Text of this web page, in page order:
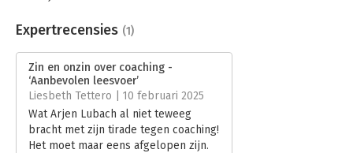
Bestandsformaat:
epub
Uitgever:
Uitgeverij Thema
Druk:
1
Verschijningsdatum:
19-11-2024
Hoofdrubriek: Coaching en trainen
Expertrecensies (1)
Zin en onzin over coaching -
‘Aanbevolen leesvoer’
Liesbeth Tettero | 10 februari 2025
Wat Arjen Lubach al niet teweeg
bracht met zijn tirade tegen coaching!
Het moet maar eens afgelopen zijn.